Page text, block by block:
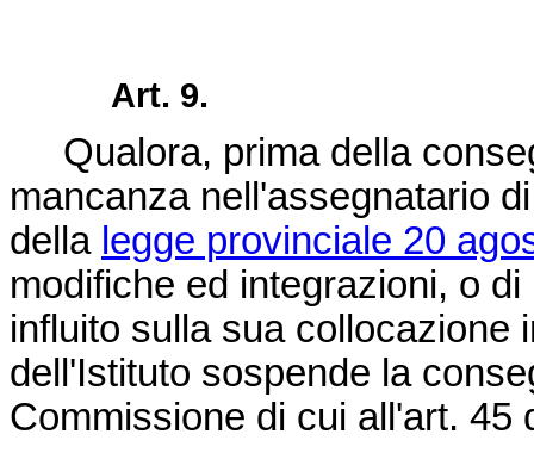
Art. 9.
Qualora, prima della
mancanza nell'assegnatario
della legge provinciale 20
modifiche ed integrazioni, o
influito sulla sua collocazione
dell'Istituto sospende la
Commissione di cui all'art. 45